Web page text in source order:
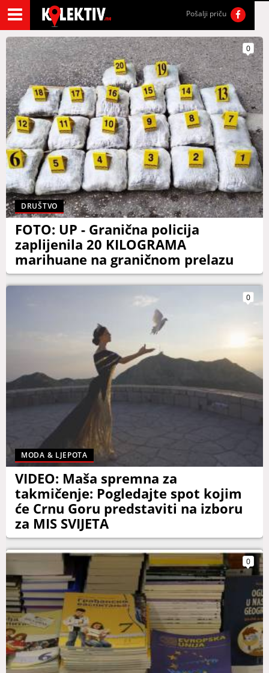
Pošalji priču
DRUŠTVO
FOTO: UP - Granična policija
zaplijenila 20 KILOGRAMA
marihuane na graničnom prelazu
0
MODA & LJEPOTA
VIDEO: Maša spremna za
takmičenje: Pogledajte spot kojim
će Crnu Goru predstaviti na izboru
za MIS SVIJETA
0
0